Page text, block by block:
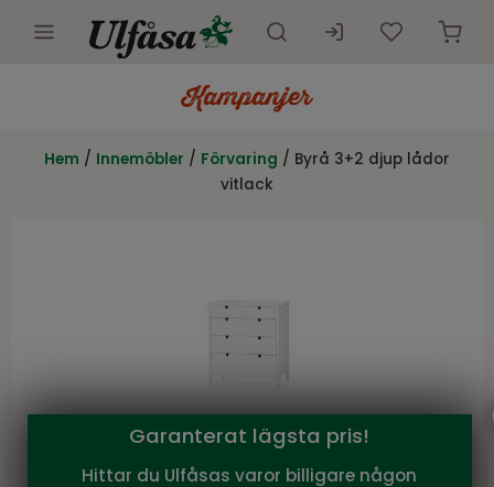
Innemöbler
Kampanjer
Hem / Innemöbler / Förvaring / Byrå 3+2 djup lådor
vitlack
Torkelson
Garanterat lägsta pris!
Hittar du Ulfåsas varor billigare någon